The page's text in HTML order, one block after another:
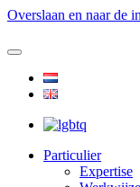
Overslaan en naar de
Particulier
Expertise